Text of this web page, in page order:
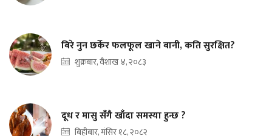
बिरे नुन छर्केर फलफूल खाने बानी, कति सुरक्षित?
शुक्रबार, वैशाख ४, २०८३
दूध र मासु सँगै खाँदा समस्या हुन्छ ?
बिहीबार, मंसिर १८, २०८२